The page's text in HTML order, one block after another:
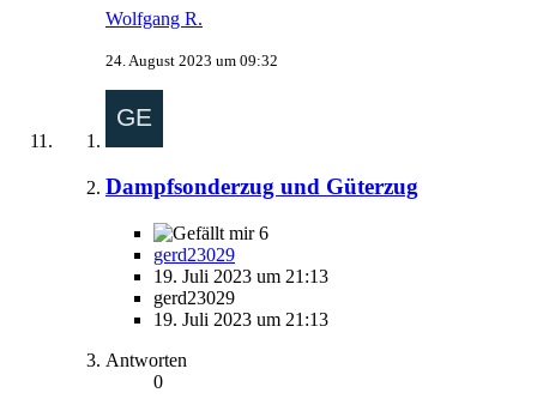
Wolfgang R.
24. August 2023 um 09:32
Dampfsonderzug und Güterzug
6
gerd23029
19. Juli 2023 um 21:13
gerd23029
19. Juli 2023 um 21:13
Antworten
0